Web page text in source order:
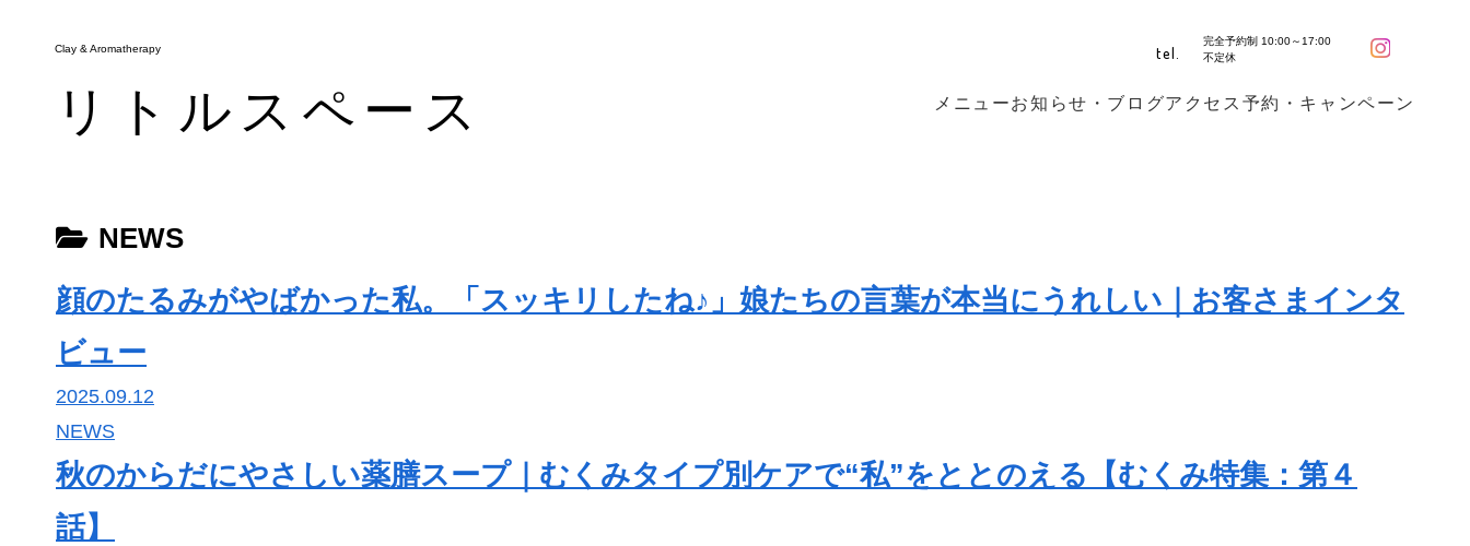
Clay & Aromatherapy tel.
完全予約制 10:00～17:00
不定休
リトルスペース メニューお知らせ・ブログアクセス 予約・キャンペーン
NEWS
顔のたるみがやばかった私。「スッキリしたね♪」娘たちの言葉が本当にうれしい｜お客さまインタ
ビュー
2025.09.12
NEWS
秋のからだにやさしい薬膳スープ｜むくみタイプ別ケアで“私”をととのえる【むくみ特集：第４
話】
リトルスペース
お知らせ・ブログ
アクセス
予約・キャンペーン
tel.
完全予約制 10:00～17:00
不定休